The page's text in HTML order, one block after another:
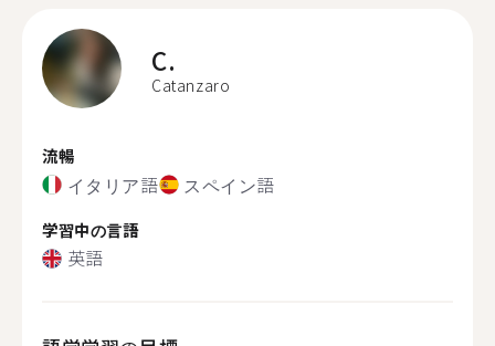
C.
Catanzaro
流暢
イタリア語 スペイン語
学習中の言語
英語